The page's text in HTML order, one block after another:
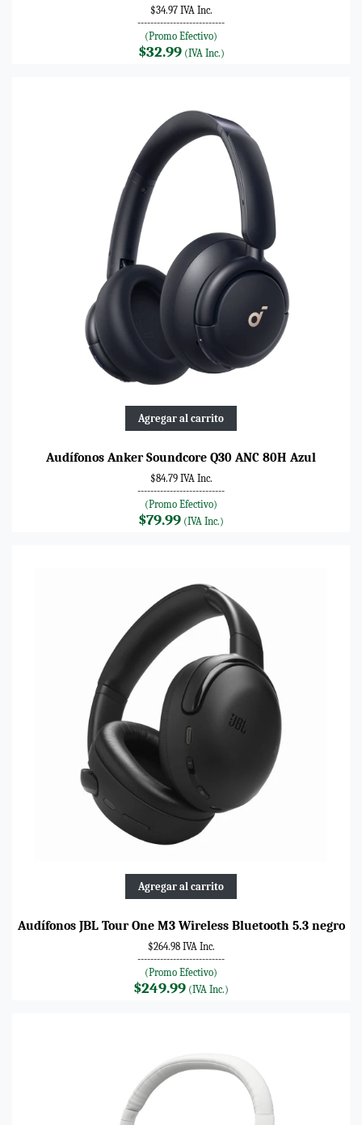
$34.97 IVA Inc.
---------------------------
(Promo Efectivo)
$32.99(IVA Inc.)
Agregar al carrito
Audífonos Anker Soundcore Q30 ANC 80H Azul
$84.79 IVA Inc.
---------------------------
(Promo Efectivo)
$79.99 (IVA Inc.)
Agregar al carrito
Audífonos JBL Tour One M3 Wireless Bluetooth 5.3 negro
$264.98 IVA Inc.
---------------------------
(Promo Efectivo)
$249.99 (IVA Inc.)